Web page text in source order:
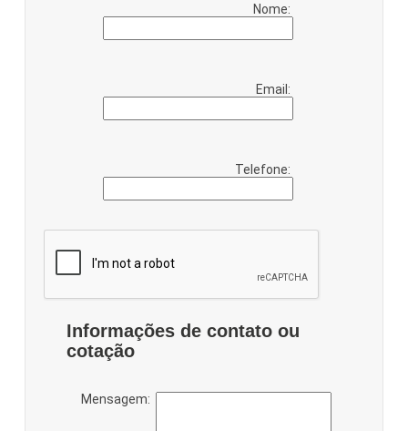
Nome:
Email:
Telefone:
Informações de contato ou
cotação
Mensagem: